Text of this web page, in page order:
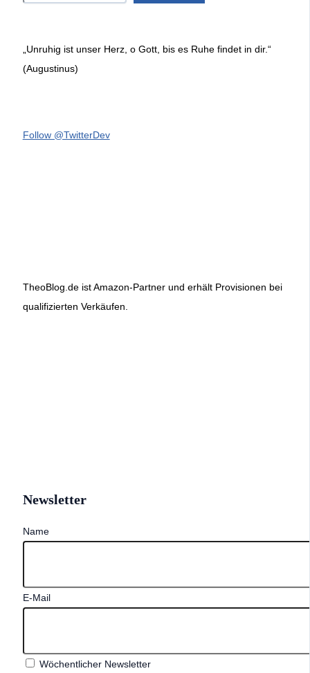
„Unruhig ist unser Herz, o Gott, bis es Ruhe findet in dir.“
(Augustinus)
Follow @TwitterDev
TheoBlog.de ist Amazon-Partner und erhält Provisionen bei
qualifizierten Verkäufen.
Newsletter
Name
E-Mail
Wöchentlicher Newsletter